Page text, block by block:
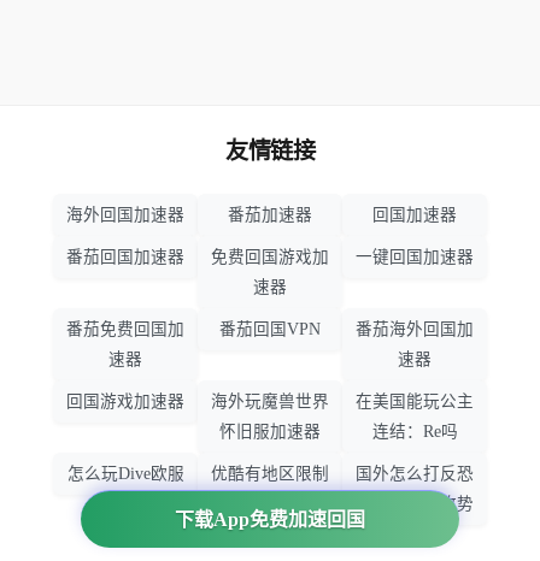
下载App免费加速回国
友情链接
海外回国加速器 番茄加速器 回国加速器
番茄回国加速器
免费回国游戏加
速器
一键回国加速器
番茄免费回国加
速器
番茄回国VPN
番茄海外回国加
速器
回国游戏加速器
海外玩魔兽世界
怀旧服加速器
在美国能玩公主
连结：Re吗
怎么玩Dive欧服
优酷有地区限制
吗
国外怎么打反恐
精英：全球攻势